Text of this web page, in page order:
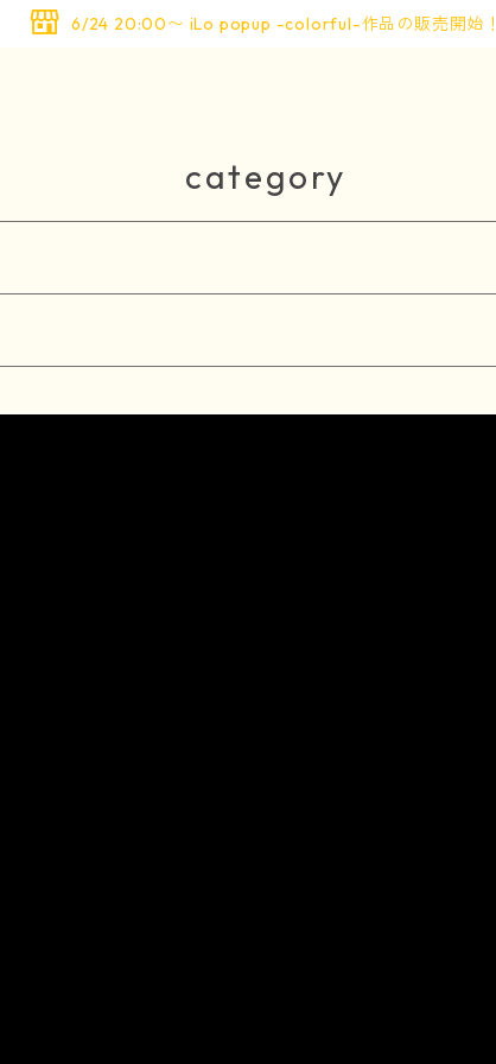
6/24 20:00〜 iLo popup -colorful-作品の販売開始！
category